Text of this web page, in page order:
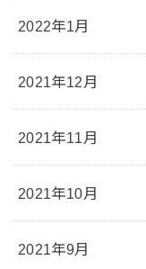
2022年1月
2021年12月
2021年11月
2021年10月
2021年9月